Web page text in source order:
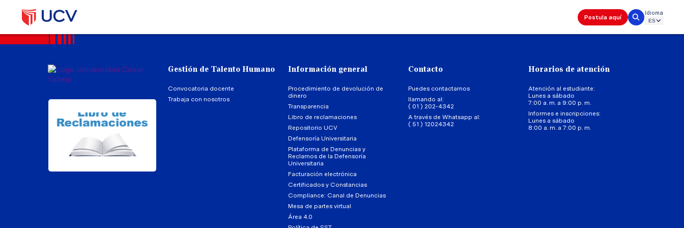
Postula aquí
Idioma
Gestión de Talento Humano
Convocatoria docente
Trabaja con nosotros
Información general
Procedimiento de devolución de
dinero
Transparencia
Libro de reclamaciones
Repositorio UCV
Defensoría Universitaria
Plataforma de Denuncias y
Reclamos de la Defensoría
Universitaria
Facturación electrónica
Certificados y Constancias
Compliance: Canal de Denuncias
Mesa de partes virtual
Área 4.0
Contacto
Puedes contactarnos
llamando al:
( 01 ) 202-4342
A través de Whatsapp al:
( 51 ) 12024342
Horarios de atención
Atención al estudiante:
Lunes a sábado
7:00 a. m. a 9:00 p. m.
Informes e inscripciones:
Lunes a sábado
8:00 a. m. a 7:00 p. m.